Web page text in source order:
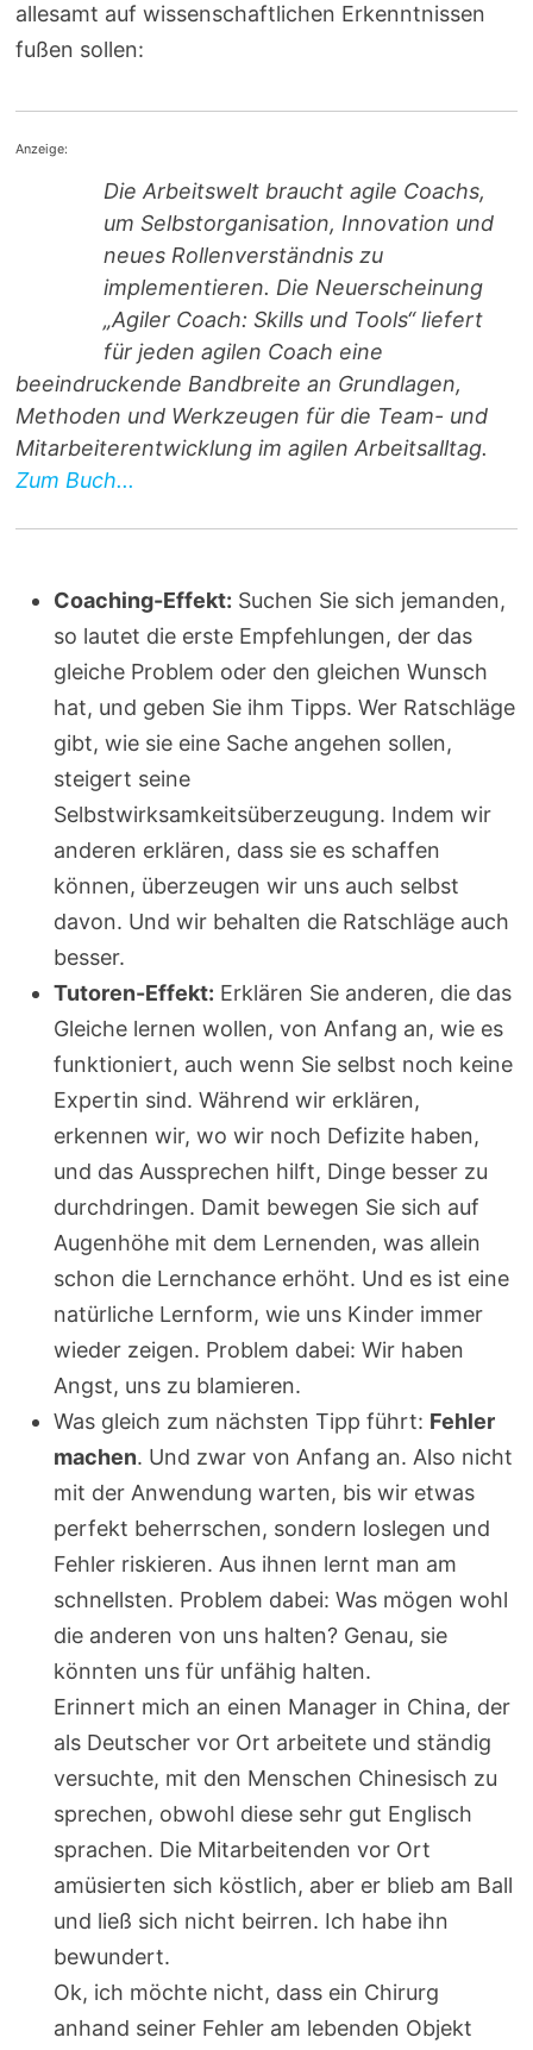
allesamt auf wissenschaftlichen Erkenntnissen
fußen sollen:
Anzeige:
Die Arbeitswelt braucht agile Coachs,
um Selbstorganisation, Innovation und
neues Rollenverständnis zu
implementieren. Die Neuerscheinung
„Agiler Coach: Skills und Tools“ liefert
für jeden agilen Coach eine
beeindruckende Bandbreite an Grundlagen,
Methoden und Werkzeugen für die Team- und
Mitarbeiterentwicklung im agilen Arbeitsalltag.
Zum Buch...
Coaching-Effekt: Suchen Sie sich jemanden,
so lautet die erste Empfehlungen, der das
gleiche Problem oder den gleichen Wunsch
hat, und geben Sie ihm Tipps. Wer Ratschläge
gibt, wie sie eine Sache angehen sollen,
steigert seine
Selbstwirksamkeitsüberzeugung. Indem wir
anderen erklären, dass sie es schaffen
können, überzeugen wir uns auch selbst
davon. Und wir behalten die Ratschläge auch
besser.
Tutoren-Effekt: Erklären Sie anderen, die das
Gleiche lernen wollen, von Anfang an, wie es
funktioniert, auch wenn Sie selbst noch keine
Expertin sind. Während wir erklären,
erkennen wir, wo wir noch Defizite haben,
und das Aussprechen hilft, Dinge besser zu
durchdringen. Damit bewegen Sie sich auf
Augenhöhe mit dem Lernenden, was allein
schon die Lernchance erhöht. Und es ist eine
natürliche Lernform, wie uns Kinder immer
wieder zeigen. Problem dabei: Wir haben
Angst, uns zu blamieren.
Was gleich zum nächsten Tipp führt: Fehler
machen. Und zwar von Anfang an. Also nicht
mit der Anwendung warten, bis wir etwas
perfekt beherrschen, sondern loslegen und
Fehler riskieren. Aus ihnen lernt man am
schnellsten. Problem dabei: Was mögen wohl
die anderen von uns halten? Genau, sie
könnten uns für unfähig halten.
Erinnert mich an einen Manager in China, der
als Deutscher vor Ort arbeitete und ständig
versuchte, mit den Menschen Chinesisch zu
sprechen, obwohl diese sehr gut Englisch
sprachen. Die Mitarbeitenden vor Ort
amüsierten sich köstlich, aber er blieb am Ball
und ließ sich nicht beirren. Ich habe ihn
bewundert.
Ok, ich möchte nicht, dass ein Chirurg
anhand seiner Fehler am lebenden Objekt